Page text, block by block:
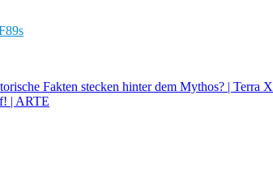
Fakten stecken hinter dem Mythos? | Terra X
| ARTE